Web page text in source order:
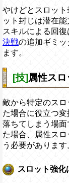
やけどとスロッ
ット封じは潜在
スキルによる回
決戦の追加ギミ
ます。
[技]属性ス
敵から特定のス
た場合に役立つ変
落ちてしまう場面
た場合、属性ス
う必要があります
スロット強化